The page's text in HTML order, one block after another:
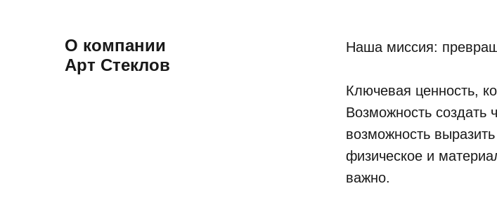
О компании
Арт Стеклов
Наша миссия:
Ключевая ценность,
Возможность создать
возможность
физическое и
важно.